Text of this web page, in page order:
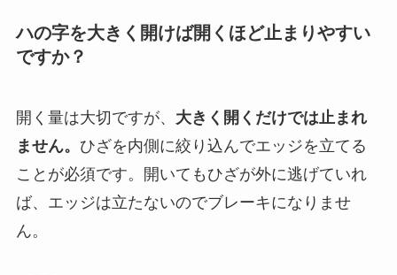
ハの字を大きく開けば開くほど止まりやすい
ですか？
開く量は大切ですが、 大きく開くだけでは止まれ
ません。 ひざを内側に絞り込んでエッジを立てる
ことが必須です。開いてもひざが外に逃げていれ
ば、エッジは立たないのでブレーキになりませ
ん。